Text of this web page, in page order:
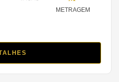
METRAGEM